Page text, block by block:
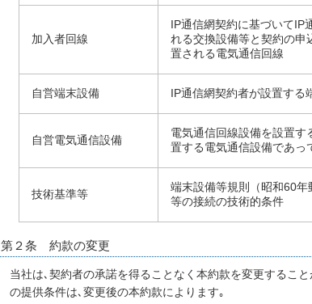
加入者回線
IP通信網契約に基づいてIP
れる交換設備等と契約の申
置される電気通信回線
自営端末設備 IP通信網契約者が設置する
自営電気通信設備
電気通信回線設備を設置す
置する電気通信設備であっ
技術基準等
端末設備等規則（昭和60
等の接続の技術的条件
第２条 約款の変更
当社は､契約者の承諾を得ることなく本約款を変更するこ
の提供条件は､変更後の本約款によります｡